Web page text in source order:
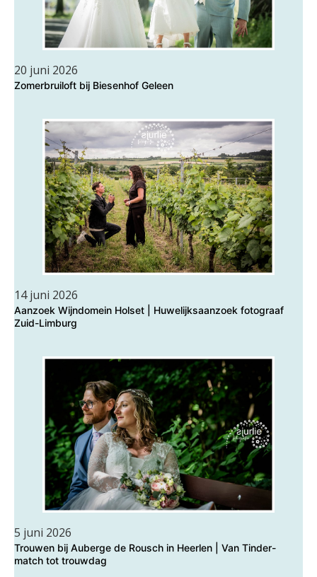
20 juni 2026
Zomerbruiloft bij Biesenhof Geleen
14 juni 2026
Aanzoek Wijndomein Holset | Huwelijksaanzoek fotograaf
Zuid-Limburg
5 juni 2026
Trouwen bij Auberge de Rousch in Heerlen | Van Tinder-
match tot trouwdag